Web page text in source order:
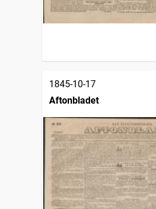
1845-10-17
Aftonbladet